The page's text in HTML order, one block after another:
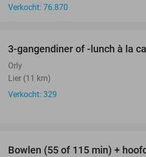
Verkocht: 76.870
3-gangendiner of -lunch à la
Orly
Lier (11 km)
Verkocht: 329
Bowlen (55 of 115 min) +